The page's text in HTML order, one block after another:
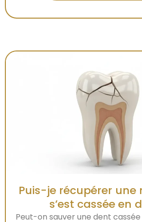
Puis-je récupérer une
s’est cassée en
Peut-on sauver une dent